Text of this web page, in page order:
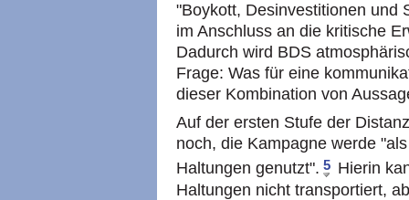
"Boykott, Desinvestitionen und
im Anschluss an die kritische
Dadurch wird BDS
Frage: Was für eine
dieser Kombination von
Auf der ersten Stufe der
noch, die Kampagne werde
Haltungen genutzt". 5 Hierin
Haltungen nicht transportiert,